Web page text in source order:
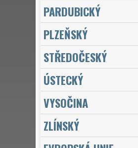
PARDUBICKÝ
PLZEŇSKÝ
STŘEDOČESKÝ
ÚSTECKÝ
VYSOČINA
ZLÍNSKÝ